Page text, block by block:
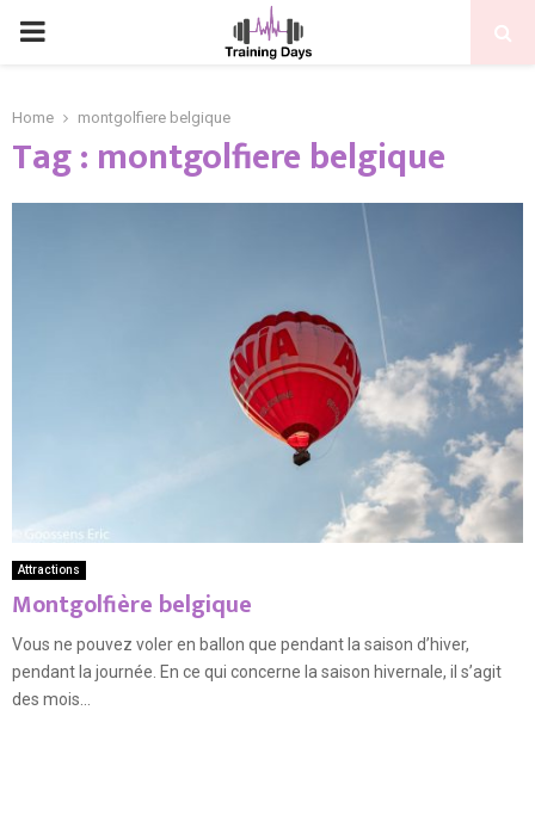
PRIMARY
Home montgolfiere belgique
Tag : montgolfiere belgique
Attractions
Montgolfière belgique
Vous ne pouvez voler en ballon que pendant la saison d’hiver,
pendant la journée. En ce qui concerne la saison hivernale, il s’agit
des mois...